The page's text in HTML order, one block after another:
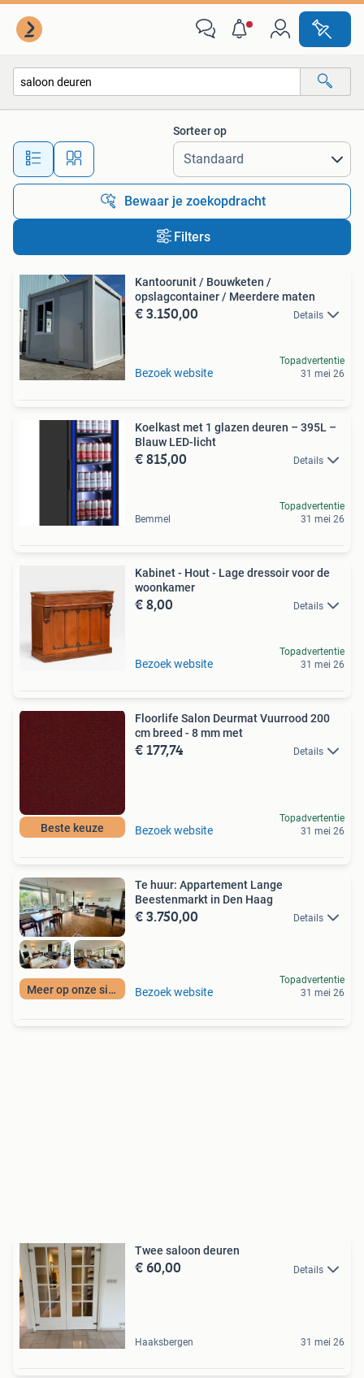
Alle afstanden…
Sorteer op
Bewaar je zoekopdracht
Filters
Kantoorunit / Bouwketen /
opslagcontainer / Meerdere maten
€ 3.150,00 Details
Bezoek website
Topadvertentie
31 mei 26
Koelkast met 1 glazen deuren – 395L –
Blauw LED-licht
€ 815,00 Details
Bemmel
Topadvertentie
31 mei 26
Kabinet - Hout - Lage dressoir voor de
woonkamer
€ 8,00 Details
Bezoek website
Topadvertentie
31 mei 26
Beste keuze
Floorlife Salon Deurmat Vuurrood 200
cm breed - 8 mm met
€ 177,74 Details
Bezoek website
Topadvertentie
31 mei 26
Meer op onze site
Te huur: Appartement Lange
Beestenmarkt in Den Haag
€ 3.750,00 Details
Bezoek website
Topadvertentie
31 mei 26
Twee saloon deuren
€ 60,00 Details
Haaksbergen 31 mei 26